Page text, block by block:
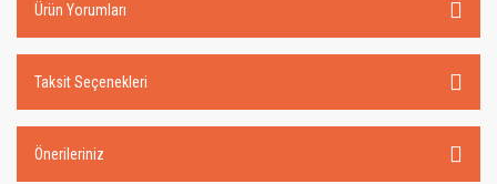
Ürün Yorumları
Taksit Seçenekleri
Önerileriniz